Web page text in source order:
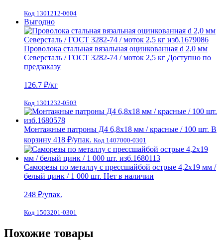
Код 1301212-0604
Выгодно
Проволока стальная вязальная оцинкованная d 2,0 мм
Северсталь / ГОСТ 3282-74 / моток 2,5 кг Доступно по
предзаказу
126.7 ₽/кг
Код 1301232-0503
Монтажные патроны Д4 6,8х18 мм / красные / 100 шт. В
корзину 418 ₽/упак. Код 1407000-0301
Саморезы по металлу с прессшайбой острые 4,2х19 мм /
белый цинк / 1 000 шт. Нет в наличии
248 ₽/упак.
Код 1503201-0301
Похожие товары